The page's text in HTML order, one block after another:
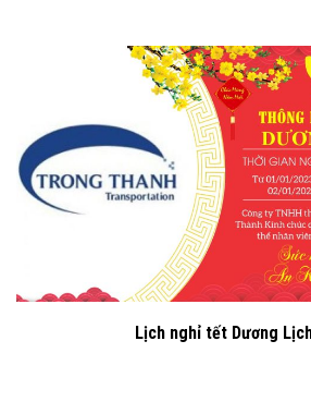
Lịch nghỉ tết Dương